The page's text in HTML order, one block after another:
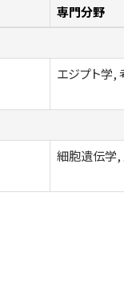
専門分野
エジプト学,
細胞遺伝学,